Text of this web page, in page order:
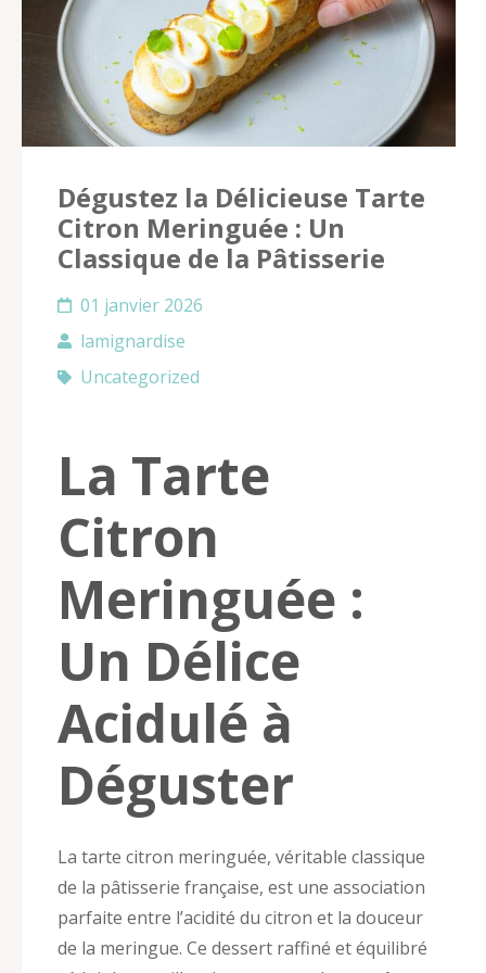
Dégustez la Délicieuse Tarte
Citron Meringuée : Un
Classique de la Pâtisserie
01 janvier 2026
lamignardise
Uncategorized
La Tarte
Citron
Meringuée :
Un Délice
Acidulé à
Déguster
La tarte citron meringuée, véritable classique
de la pâtisserie française, est une association
parfaite entre l’acidité du citron et la douceur
de la meringue. Ce dessert raffiné et équilibré